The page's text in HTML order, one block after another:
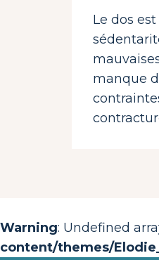
Le dos
manque
Warning: Undefined
content/themes/